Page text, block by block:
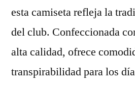
esta camiseta refleja la
del club. Confeccionada
alta calidad, ofrece
transpirabilidad para los